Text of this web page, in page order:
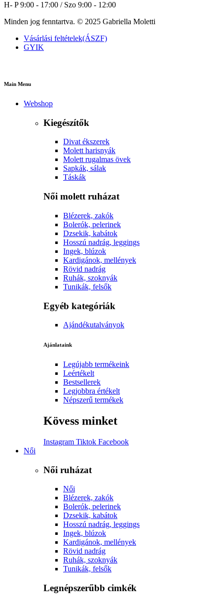
H- P 9:00 - 17:00 / Szo 9:00 - 12:00
Minden jog fenntartva. © 2025 Gabriella Moletti
Vásárlási feltételek(ÁSZF)
GYIK
Main Menu
Webshop
Kiegészítők
Divat ékszerek
Molett harisnyák
Molett rugalmas övek
Sapkák, sálak
Táskák
Női molett ruházat
Blézerek, zakók
Bolerók, pelerinek
Dzsekik, kabátok
Hosszú nadrág, leggings
Ingek, blúzok
Kardigánok, mellények
Rövid nadrág
Ruhák, szoknyák
Tunikák, felsők
Egyéb kategóriák
Ajándékutalványok
Ajánlataink
Legújabb termékeink
Leértékelt
Bestsellerek
Legjobbra értékelt
Népszerű termékek
Kövess minket
Instagram Tiktok Facebook
Női
Női ruházat
Női
Blézerek, zakók
Bolerók, pelerinek
Dzsekik, kabátok
Hosszú nadrág, leggings
Ingek, blúzok
Kardigánok, mellények
Rövid nadrág
Ruhák, szoknyák
Tunikák, felsők
Legnépszerűbb cimkék